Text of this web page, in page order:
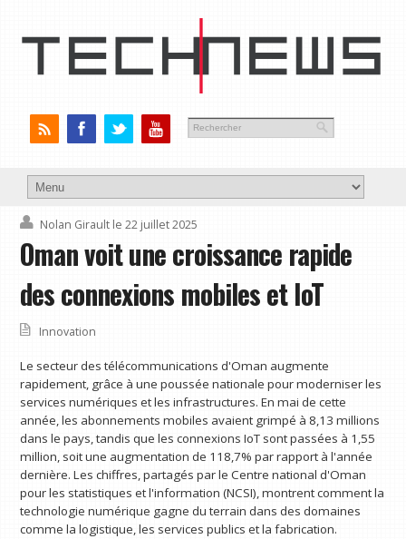
Nolan Girault le 22 juillet 2025
Oman voit une croissance rapide
des connexions mobiles et IoT
Innovation
Le secteur des télécommunications d'Oman augmente
rapidement, grâce à une poussée nationale pour moderniser les
services numériques et les infrastructures. En mai de cette
année, les abonnements mobiles avaient grimpé à 8,13 millions
dans le pays, tandis que les connexions IoT sont passées à 1,55
million, soit une augmentation de 118,7% par rapport à l'année
dernière. Les chiffres, partagés par le Centre national d'Oman
pour les statistiques et l'information (NCSI), montrent comment la
technologie numérique gagne du terrain dans des domaines
comme la logistique, les services publics et la fabrication.